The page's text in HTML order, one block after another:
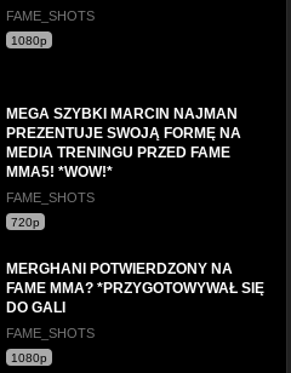
FAME_SHOTS
1080p
MEGA SZYBKI MARCIN NAJMAN
PREZENTUJE SWOJĄ FORMĘ NA
MEDIA TRENINGU PRZED FAME
MMA5! *WOW!*
FAME_SHOTS
720p
MERGHANI POTWIERDZONY NA
FAME MMA? *PRZYGOTOWYWAŁ SIĘ
DO GALI
FAME_SHOTS
1080p